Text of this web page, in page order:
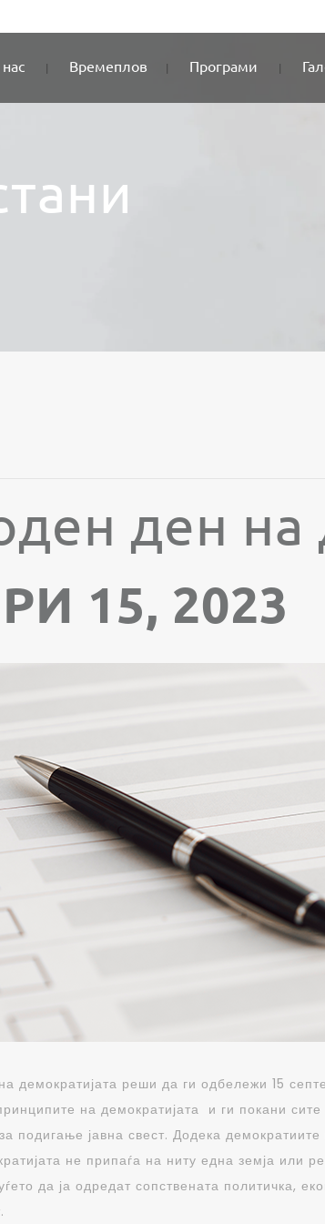
Времеплов Програми
ден на
15, 2023
демократијата реши да ги одбележи 15
на демократијата и ги покани
подигање јавна свест. Додека
не припаѓа на ниту една земја или
да ја одредат сопствената политичка,